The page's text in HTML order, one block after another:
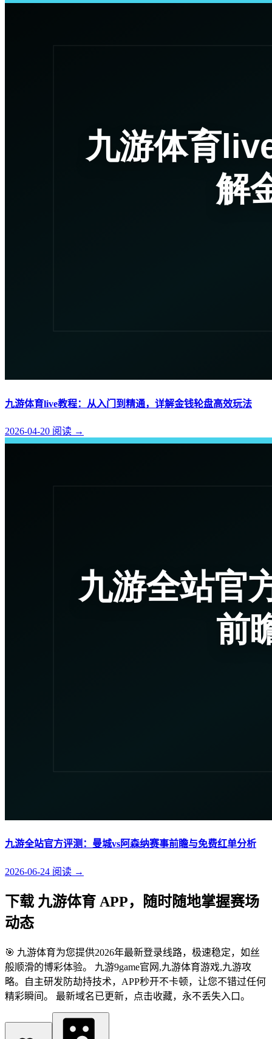
九游体育live教程：从入门到精通，详解金钱轮盘高效玩法
2026-04-20 阅读 →
九游全站官方评测：曼城vs阿森纳赛事前瞻与免费红单分析
2026-06-24 阅读 →
下载 九游体育 APP，随时随地掌握赛场
动态
🎯 九游体育为您提供2026年最新登录线路，极速稳定，如丝
般顺滑的博彩体验。 九游9game官网,九游体育游戏,九游攻
略。自主研发防劫持技术，APP秒开不卡顿，让您不错过任何
精彩瞬间。 最新域名已更新，点击收藏，永不丢失入口。